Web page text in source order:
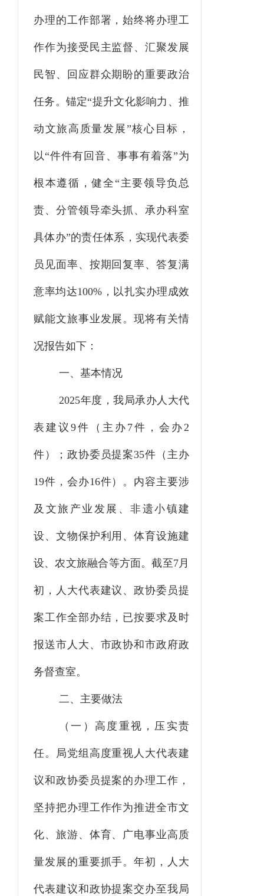
办理的工作部署，始终将办理工
作作为接受民主监督、汇聚发展
民智、回应群众期盼的重要政治
任务。锚定“提升文化影响力、推
动文旅高质量发展”核心目标，
以“件件有回音、事事有着落”为
根本遵循，健全“主要领导负总
责、分管领导牵头抓、承办科室
具体办”的责任体系，实现代表委
员见面率、按期回复率、答复满
意率均达100%，以扎实办理成效
赋能文旅事业发展。现将有关情
况报告如下：
一、基本情况
2025年度，我局承办人大代
表建议9件（主办7件，会办2
件）；政协委员提案35件（主办
19件，会办16件）。内容主要涉
及文旅产业发展、非遗小镇建
设、文物保护利用、体育设施建
设、农文旅融合等方面。截至7月
初，人大代表建议、政协委员提
案工作全部办结，已按要求及时
报送市人大、市政协和市政府政
务督查室。
二、 主要做法
（一）高度重视，压实责
任。 局党组高度重视人大代表建
议和政协委员提案的办理工作，
坚持把办理工作作为推进全市文
化、旅游、体育、广电事业高质
量发展的重要抓手。年初，人大
代表建议和政协提案交办至我局